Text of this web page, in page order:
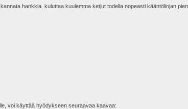
hankkia, kuluttaa kuulemma ketjut todella nopeasti kääntölinjan
voi käyttää hyödykseen seuraavaa kaavaa: